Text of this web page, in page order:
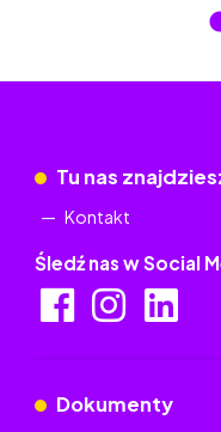
Tu nas
Kontakt
Śledź nas w Social
Dokumenty